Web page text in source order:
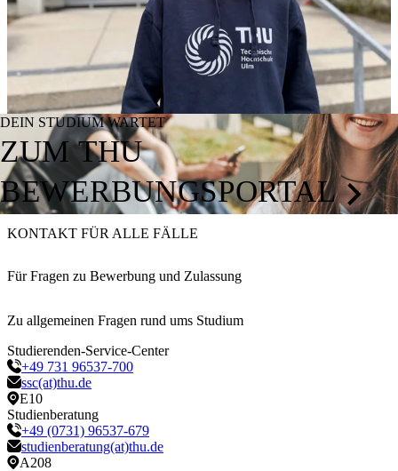
DEIN STUDIUM WARTET
ZUM THU
BEWERBUNGSPORTAL
KONTAKT FÜR ALLE FÄLLE
Für Fragen zu Bewerbung und Zulassung
Zu allgemeinen Fragen rund ums Studium
Studierenden-Service-Center
+49 731 96537-700
ssc(at)thu.de
E10
Studienberatung
+49 (0731) 96537-679
studienberatung(at)thu.de
A208